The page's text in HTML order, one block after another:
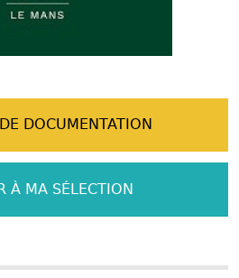
DOCUMENTATION
À MA SÉLECTION